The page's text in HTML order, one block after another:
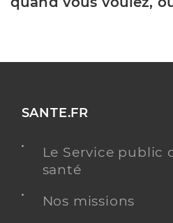
SANTE.FR
Le Service public
santé
Nos missions